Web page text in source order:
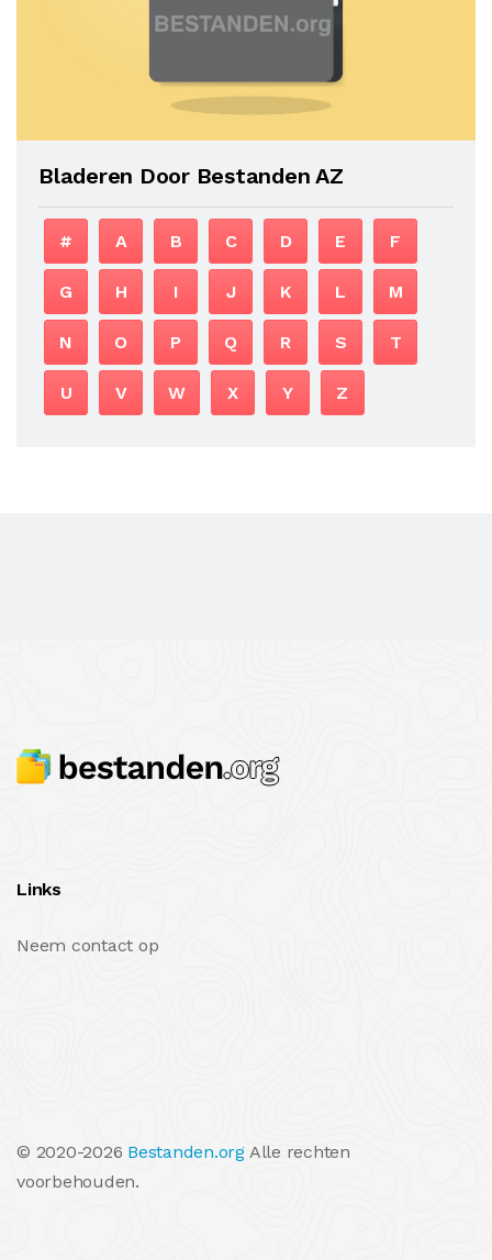
Bladeren Door Bestanden AZ
# A B C D E F
G H I J K L M
N O P Q R S T
U V W X Y Z
Links
Neem contact op
© 2020-2026 Bestanden.org Alle rechten
voorbehouden.